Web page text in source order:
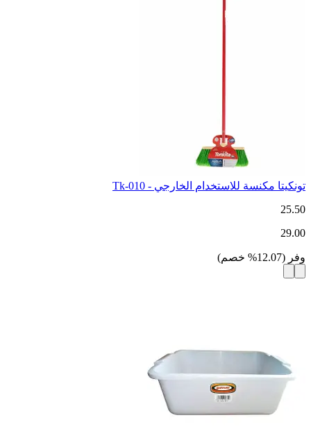
تونكيتا مكنسة للاستخدام الخارجي - Tk-010
25.50
29.00
وفر (
12.07
% خصم)